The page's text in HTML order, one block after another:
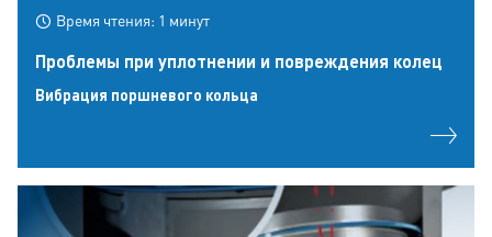
Время чтения: 1 минут
Проблемы при уплотнении и повреждения колец
Вибрация поршневого кольца